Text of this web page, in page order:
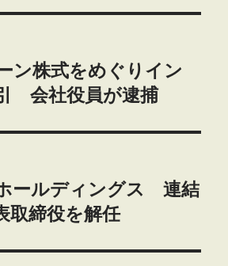
ン株式をめぐりイン
会社役員が逮捕
ールディングス 連結
取締役を解任